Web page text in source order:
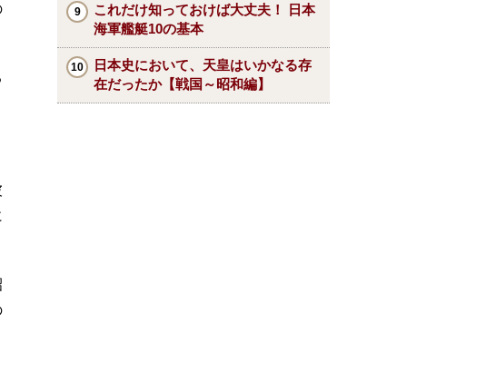
これだけ知っておけば大丈夫！ 日本
海軍艦艇10の基本
日本史において、天皇はいかなる存
在だったか【戦国～昭和編】